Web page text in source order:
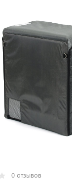
0 отзывов